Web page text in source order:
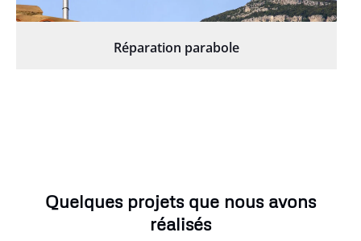
Réparation parabole
Quelques projets que nous avons
réalisés